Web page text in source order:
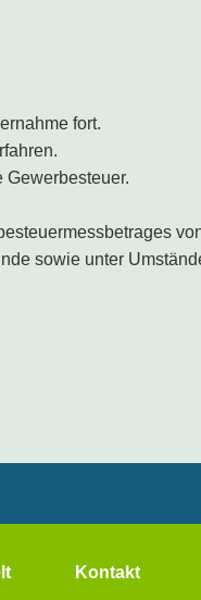
fort.
Gewerbesteuer.
sowie unter
Kontakt